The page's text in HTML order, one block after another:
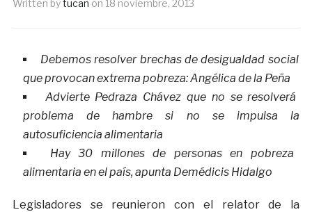
Written bytucan on 18 noviembre, 2013
Debemos resolver brechas de desigualdad social
que provocan extrema pobreza: Angélica de la Peña
Advierte Pedraza Chávez que no se resolverá
problema de hambre si no se impulsa la
autosuficiencia alimentaria
Hay 30 millones de personas en pobreza
alimentaria en el país, apunta Demédicis Hidalgo
Legisladores se reunieron con el relator de la